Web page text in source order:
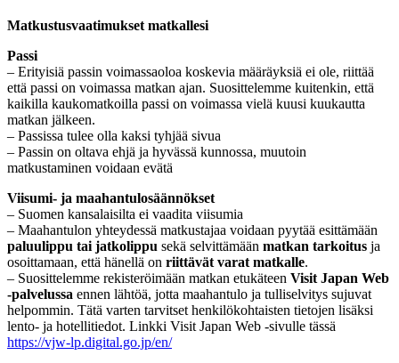
Matkustusvaatimukset matkallesi
Passi
– Erityisiä passin voimassaoloa koskevia määräyksiä ei ole, riittää
että passi on voimassa matkan ajan. Suosittelemme kuitenkin, että
kaikilla kaukomatkoilla passi on voimassa vielä kuusi kuukautta
matkan jälkeen.
– Passissa tulee olla kaksi tyhjää sivua
– Passin on oltava ehjä ja hyvässä kunnossa, muutoin
matkustaminen voidaan evätä
Viisumi- ja maahantulosäännökset
– Suomen kansalaisilta ei vaadita viisumia
– Maahantulon yhteydessä matkustajaa voidaan pyytää esittämään
paluulippu tai jatkolippu sekä selvittämään matkan tarkoitus ja
osoittamaan, että hänellä on riittävät varat matkalle.
– Suosittelemme rekisteröimään matkan etukäteen Visit Japan Web
-palvelussa ennen lähtöä, jotta maahantulo ja tulliselvitys sujuvat
helpommin. Tätä varten tarvitset henkilökohtaisten tietojen lisäksi
lento- ja hotellitiedot. Linkki Visit Japan Web -sivulle tässä
https://vjw-lp.digital.go.jp/en/